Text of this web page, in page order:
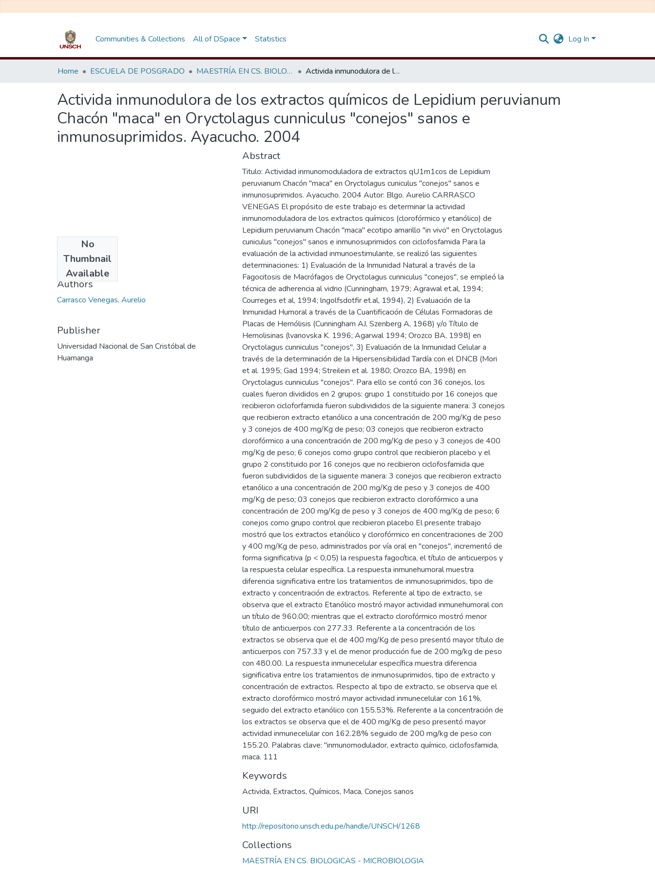
Communities & Collections All of DSpace Statistics Log In
Home ESCUELA DE POSGRADO MAESTRÍA EN CS. BIOLOGICAS - MICROBIOLOGIA Activida inmunodulora de los extractos químicos de Lepidium peruvianum Chacón "maca" en Oryctolagus cunniculus "conejos" sanos e inmunosuprimidos. Ayacucho. 2004
Activida inmunodulora de los extractos químicos de Lepidium peruvianum
Chacón "maca" en Oryctolagus cunniculus "conejos" sanos e
inmunosuprimidos. Ayacucho. 2004
No
Thumbnail
Available
2010
Authors
Carrasco Venegas, Aurelio
Publisher
Universidad Nacional de San Cristóbal de
Huamanga
Abstract
Titulo: Actividad inmunomoduladora de extractos qU1m1cos de Lepidium
peruvianum Chacón "maca" en Oryctolagus cuniculus "conejos" sanos e
inmunosuprimidos. Ayacucho. 2004 Autor: Blgo. Aurelio CARRASCO
VENEGAS El propósito de este trabajo es determinar la actividad
inmunomoduladora de los extractos químicos (clorofórmico y etanólico) de
Lepidium peruvianum Chacón "maca" ecotipo amarillo "in vivo" en Oryctolagus
cuniculus "conejos" sanos e inmunosuprimidos con ciclofosfamida Para la
evaluación de la actividad inmunoestimulante, se realizó las siguientes
determinaciones: 1) Evaluación de la Inmunidad Natural a través de la
Fagocitosis de Macrófagos de Oryctolagus cunniculus "conejos", se empleó la
técnica de adherencia al vidrio (Cunningham, 1979; Agrawal et.al, 1994;
Courreges et al, 1994; lngolfsdotfir et.al, 1994), 2) Evaluación de la
Inmunidad Humoral a través de la Cuantificación de Células Formadoras de
Placas de Hemólisis (Cunningham AJ, Szenberg A, 1968) y/o Título de
Hemolisinas (lvanovska K. 1996; Agarwal 1994; Orozco BA, 1998) en
Oryctolagus cunniculus "conejos", 3) Evaluación de la Inmunidad Celular a
través de la determinación de la Hipersensibilidad Tardía con el DNCB (Mori
et al. 1995; Gad 1994; Streilein et al. 1980; Orozco BA, 1998) en
Oryctolagus cunniculus "conejos". Para ello se contó con 36 conejos, los
cuales fueron divididos en 2 grupos: grupo 1 constituido por 16 conejos que
recibieron cicloforfamida fueron subdivididos de la siguiente manera: 3 conejos
que recibieron extracto etanólico a una concentración de 200 mg/Kg de peso
y 3 conejos de 400 mg/Kg de peso; 03 conejos que recibieron extracto
clorofórmico a una concentración de 200 mg/Kg de peso y 3 conejos de 400
mg/Kg de peso; 6 conejos como grupo control que recibieron placebo y el
grupo 2 constituido por 16 conejos que no recibieron ciclofosfamida que
fueron subdivididos de la siguiente manera: 3 conejos que recibieron extracto
etanólico a una concentración de 200 mg/Kg de peso y 3 conejos de 400
mg/Kg de peso; 03 conejos que recibieron extracto clorofórmico a una
concentración de 200 mg/Kg de peso y 3 conejos de 400 mg/Kg de peso; 6
conejos como grupo control que recibieron placebo El presente trabajo
mostró que los extractos etanólico y clorofórmico en concentraciones de 200
y 400 mg/Kg de peso, administrados por vía oral en "conejos", incrementó de
forma significativa (p < 0,05) la respuesta fagocítica, el título de anticuerpos y
la respuesta celular específica. La respuesta inmunehumoral muestra
diferencia significativa entre los tratamientos de inmunosuprimidos, tipo de
extracto y concentración de extractos. Referente al tipo de extracto, se
observa que el extracto Etanólico mostró mayor actividad inmunehumoral con
un título de 960.00; mientras que el extracto clorofórmico mostró menor
título de anticuerpos con 277.33. Referente a la concentración de los
extractos se observa que el de 400 mg/Kg de peso presentó mayor título de
anticuerpos con 757.33 y el de menor producción fue de 200 mg/kg de peso
con 480.00. La respuesta inmunecelular específica muestra diferencia
significativa entre los tratamientos de inmunosuprimidos, tipo de extracto y
concentración de extractos. Respecto al tipo de extracto, se observa que el
extracto clorofórmico mostró mayor actividad inmunecelular con 161%,
seguido del extracto etanólico con 155.53%. Referente a la concentración de
los extractos se observa que el de 400 mg/Kg de peso presentó mayor
actividad inmunecelular con 162.28% seguido de 200 mg/kg de peso con
155.20. Palabras clave: "inmunomodulador, extracto químico, ciclofosfamida,
maca. 111
Keywords
Activida, Extractos, Químicos, Maca, Conejos sanos
URI
http://repositorio.unsch.edu.pe/handle/UNSCH/1268
Collections
MAESTRÍA EN CS. BIOLOGICAS - MICROBIOLOGIA